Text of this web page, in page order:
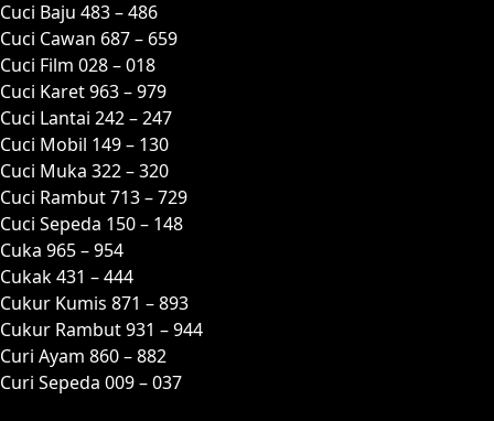
Cuci Baju 483 – 486
Cuci Cawan 687 – 659
Cuci Film 028 – 018
Cuci Karet 963 – 979
Cuci Lantai 242 – 247
Cuci Mobil 149 – 130
Cuci Muka 322 – 320
Cuci Rambut 713 – 729
Cuci Sepeda 150 – 148
Cuka 965 – 954
Cukak 431 – 444
Cukur Kumis 871 – 893
Cukur Rambut 931 – 944
Curi Ayam 860 – 882
Curi Sepeda 009 – 037